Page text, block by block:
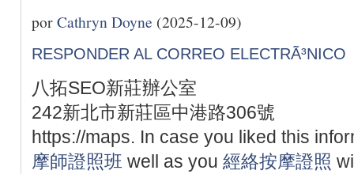
porCathryn Doyne (2025-12-09)
RESPONDER AL CORREO ELECTRÃ³NICO
八拓SEO新莊辦公室
242新北市新莊區中港路306號
https://maps. In case you liked this
摩師證照班 well as you 經絡按摩證照